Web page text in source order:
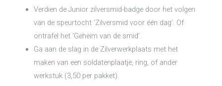
Verdien de Junior zilversmid-badge door het volgen
van de speurtocht ‘Zilversmid voor één dag’. Of
ontrafel het ‘Geheim van de smid’.
Ga aan de slag in de Zilverwerkplaats met het
maken van een soldatenplaatje, ring, of ander
werkstuk (3,50 per pakket).